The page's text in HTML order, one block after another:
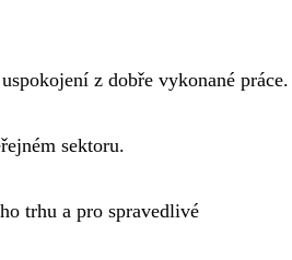
z dobře vykonané práce.
sektoru.
trhu a pro spravedlivé